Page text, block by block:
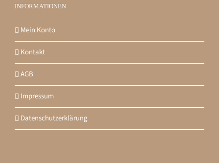
INFORMATIONEN
Mein Konto
Kontakt
AGB
Impressum
Datenschutzerklärung